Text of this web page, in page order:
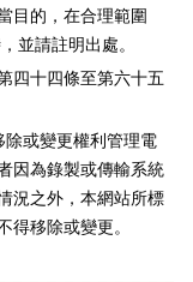
目的，在合理範圍
並請註明出處。
四十四條至第六十五
或變更權利管理電
因為錄製或傳輸系統
況之外，本網站所標
移除或變更。